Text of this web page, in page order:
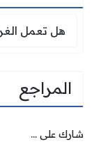
هل تعمل
هل تعمل
المراجع
شارك على ...